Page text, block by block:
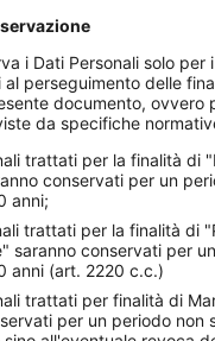
i Dati Personali solo per
al perseguimento delle
documento, ovvero
da specifiche
trattati per la finalità di
conservati per un
anni;
trattati per la finalità di
saranno conservati per
anni (art. 2220 c.c.)
trattati per finalità di
per un periodo non